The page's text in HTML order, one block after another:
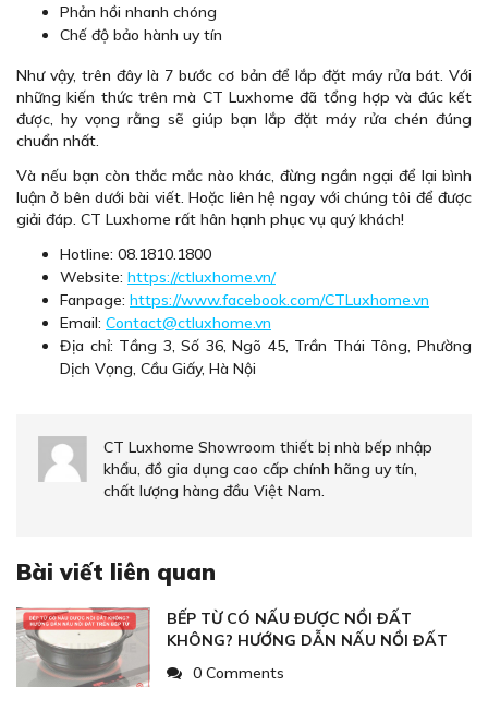
Phản hồi nhanh chóng
Chế độ bảo hành uy tín
Như vậy, trên đây là 7 bước cơ bản để lắp đặt máy rửa bát. Với
những kiến thức trên mà CT Luxhome đã tổng hợp và đúc kết
được, hy vọng rằng sẽ giúp bạn lắp đặt máy rửa chén đúng
chuẩn nhất.
Và nếu bạn còn thắc mắc nào khác, đừng ngần ngại để lại bình
luận ở bên dưới bài viết. Hoặc liên hệ ngay với chúng tôi để được
giải đáp. CT Luxhome rất hân hạnh phục vụ quý khách!
Hotline: 08.1810.1800
Website: https://ctluxhome.vn/
Fanpage: https://www.facebook.com/CTLuxhome.vn
Email: Contact@ctluxhome.vn
Địa chỉ: Tầng 3, Số 36, Ngõ 45, Trần Thái Tông, Phường
Dịch Vọng, Cầu Giấy, Hà Nội
CT Luxhome Showroom thiết bị nhà bếp nhập
khẩu, đồ gia dụng cao cấp chính hãng uy tín,
chất lượng hàng đầu Việt Nam.
Bài viết liên quan
BẾP TỪ CÓ NẤU ĐƯỢC NỒI ĐẤT
KHÔNG? HƯỚNG DẪN NẤU NỒI ĐẤT
0 Comments